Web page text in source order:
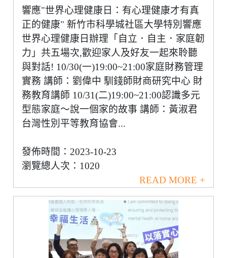
響應"世界心理健康日：有心理健康才有真
正的健康" 新竹市科學城社區大學特別響應
世界心理健康日辦理「自立．自主．家庭韌
力」共五場次,歡迎家人及好友一起來聆聽
與對話! 10/30(一)19:00~21:00家庭財務管理
實務 講師：劉偉中 馴錢師財商研究中心 財
務教育講師 10/31(二)19:00~21:00認識多元
型態家庭～說一個家的故事 講師：黃淑君
台灣性別平等教育協會...
發佈時間：2023-10-23
瀏覽總人次：1020
READ MORE +